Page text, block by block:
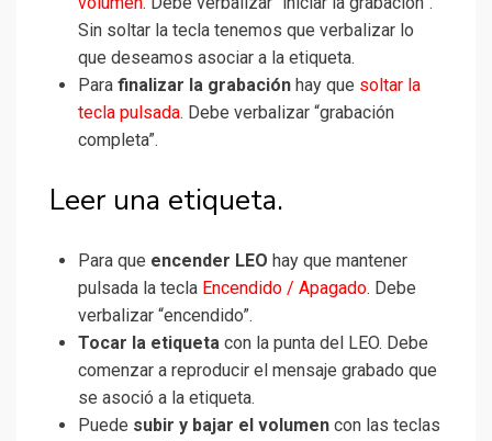
Sin soltar la tecla tenemos que verbalizar lo
que deseamos asociar a la etiqueta.
Para finalizar la grabación hay que soltar la
tecla pulsada. Debe verbalizar “grabación
completa”.
Leer una etiqueta.
Para que encender LEO hay que mantener
pulsada la tecla Encendido / Apagado. Debe
verbalizar “encendido”.
Tocar la etiqueta con la punta del LEO. Debe
comenzar a reproducir el mensaje grabado que
se asoció a la etiqueta.
Puede subir y bajar el volumen con las teclas